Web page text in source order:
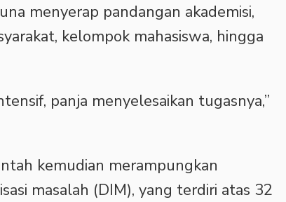
menyerap pandangan akademisi,
kelompok mahasiswa, hingga
panja menyelesaikan tugasnya,”
kemudian merampungkan
masalah (DIM), yang terdiri atas 32